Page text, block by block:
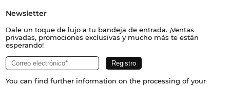
Newsletter
Dale un toque de lujo a tu bandeja de entrada. ¡Ventas
privadas, promociones exclusivas y mucho más te están
esperando!
You can find further information on the processing of your